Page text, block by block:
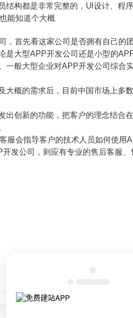
构都是非常完整的，UI设计、程
能知道个大概
首先看这家公司是否拥有自己的
是大型APP开发公司还是小型的
般大型企业对APP开发公司综合
大概的需求后，目前中国市场上
创新的功能，把客户的理念结合
服会指导客户的技术人员如何使
发公司，则应有专业的售后客服